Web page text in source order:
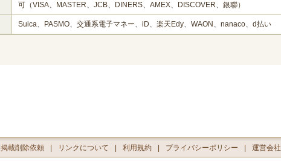
可（VISA、MASTER、JCB、DINERS、AMEX、DISCOVER、銀聯）
Suica、PASMO、交通系電子マネー、iD、楽天Edy、WAON、nanaco、d払い
掲載削除依頼 リンクについて 利用規約 プライバシーポリシー 運営会社